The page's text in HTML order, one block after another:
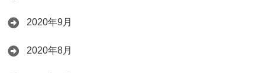
2020年9月
2020年8月